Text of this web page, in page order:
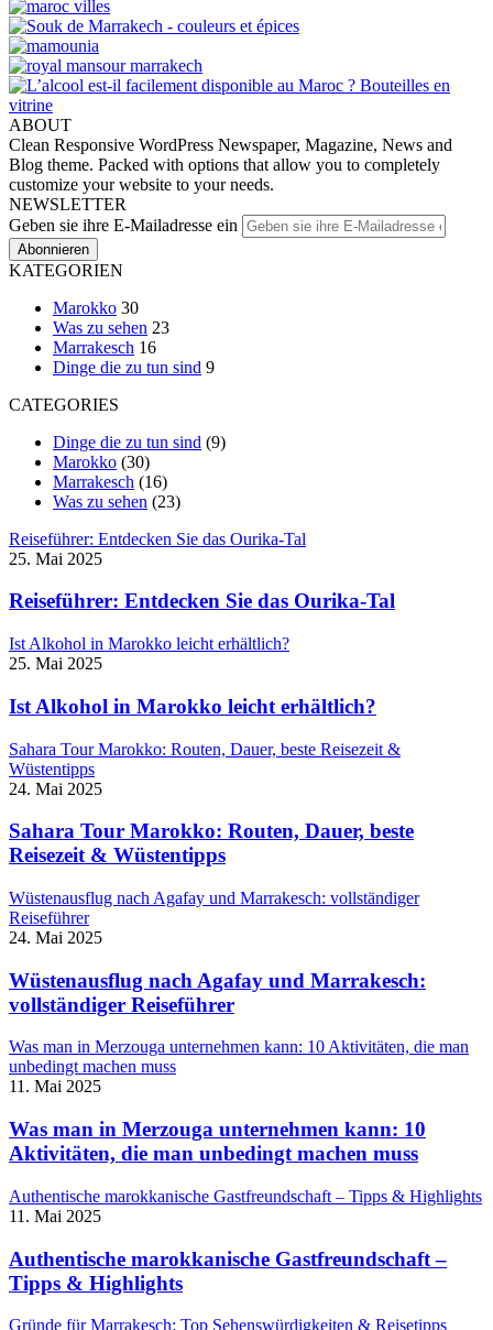
ABOUT
Clean Responsive WordPress Newspaper, Magazine, News and
Blog theme. Packed with options that allow you to completely
customize your website to your needs.
NEWSLETTER
Geben sie ihre E-Mailadresse ein
KATEGORIEN
Marokko 30
Was zu sehen 23
Marrakesch 16
Dinge die zu tun sind 9
CATEGORIES
Dinge die zu tun sind (9)
Marokko (30)
Marrakesch (16)
Was zu sehen (23)
Reiseführer: Entdecken Sie das Ourika-Tal
25. Mai 2025
Reiseführer: Entdecken Sie das Ourika-Tal
Ist Alkohol in Marokko leicht erhältlich?
25. Mai 2025
Ist Alkohol in Marokko leicht erhältlich?
Sahara Tour Marokko: Routen, Dauer, beste Reisezeit &
Wüstentipps
24. Mai 2025
Sahara Tour Marokko: Routen, Dauer, beste
Reisezeit & Wüstentipps
Wüstenausflug nach Agafay und Marrakesch: vollständiger
Reiseführer
24. Mai 2025
Wüstenausflug nach Agafay und Marrakesch:
vollständiger Reiseführer
Was man in Merzouga unternehmen kann: 10 Aktivitäten, die man
unbedingt machen muss
11. Mai 2025
Was man in Merzouga unternehmen kann: 10
Aktivitäten, die man unbedingt machen muss
Authentische marokkanische Gastfreundschaft – Tipps & Highlights
11. Mai 2025
Authentische marokkanische Gastfreundschaft –
Tipps & Highlights
Gründe für Marrakesch: Top Sehenswürdigkeiten & Reisetipps